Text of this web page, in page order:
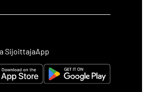
SijoittajaApp